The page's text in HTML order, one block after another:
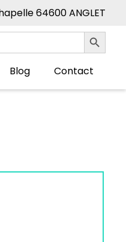
64600 ANGLET
Search Button
Blog Contact